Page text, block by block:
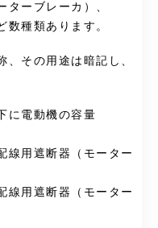
ターブレーカ）、
数種類あります。
、その用途は暗記し、
に電動機の容量
線用遮断器（モーター
線用遮断器（モーター